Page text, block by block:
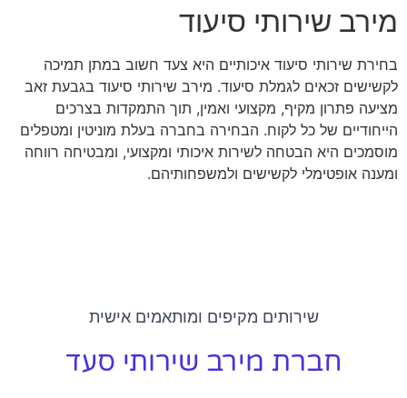
מירב שירותי סיעוד
בחירת שירותי סיעוד איכותיים היא צעד חשוב במתן תמיכה
לקשישים זכאים לגמלת סיעוד. מירב שירותי סיעוד בגבעת זאב
מציעה פתרון מקיף, מקצועי ואמין, תוך התמקדות בצרכים
הייחודיים של כל לקוח. הבחירה בחברה בעלת מוניטין ומטפלים
מוסמכים היא הבטחה לשירות איכותי ומקצועי, ומבטיחה רווחה
ומענה אופטימלי לקשישים ולמשפחותיהם.
שירותים מקיפים ומותאמים אישית
חברת מירב שירותי סעד